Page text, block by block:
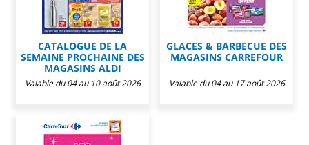
CATALOGUE DE LA
SEMAINE PROCHAINE DES
MAGASINS ALDI
Valable du 04 au 10 août 2026
GLACES & BARBECUE DES
MAGASINS CARREFOUR
Valable du 04 au 17 août 2026